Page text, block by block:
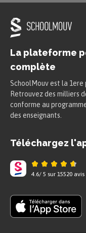
La plateforme
complète
SchoolMouv est la
Retrouvez des milliers
conforme au
des enseignants.
Téléchargez
4.6/ 5 sur 15520 avis